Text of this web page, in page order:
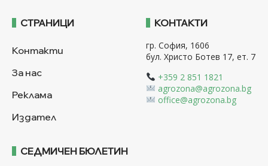
СТРАНИЦИ
Контакти
За нас
Реклама
Издател
КОНТАКТИ
гр. София, 1606
бул. Христо Ботев 17, ет. 7
+359 2 851 1821
agrozona@agrozona.bg
office@agrozona.bg
СЕДМИЧЕН БЮЛЕТИН